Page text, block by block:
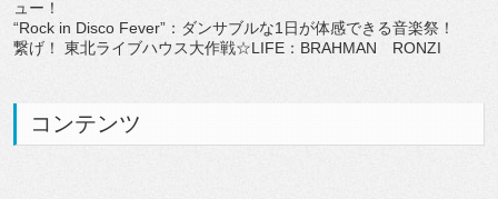
ュー！
“Rock in Disco Fever”：ダンサブルな1日が体感できる音楽祭！
繋げ！ 東北ライブハウス大作戦☆LIFE：BRAHMAN RONZI
コンテンツ